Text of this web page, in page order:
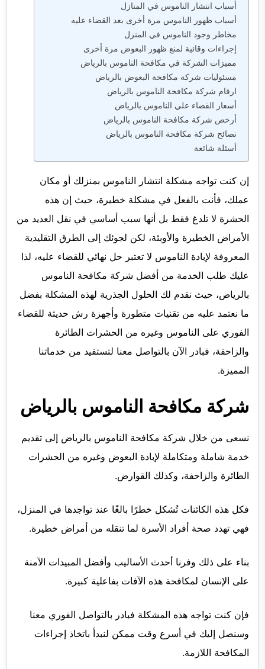
أسباب انتشار الناموس في المنازل
أسباب ظهور الناموس مرة أخرى بعد القضاء عليه
مخاطر وجود الناموس في المنزل
إجراءات وقائية لمنع ظهور البعوض مرة أخرى
مميزات الشركة في مكافحة الناموس بالرياض
مسئوليات شركة مكافحة البعوض بالرياض
ارقام شركة مكافحة الناموس بالرياض
أسعار القضاء علي الناموس بالرياض
أرخص شركة مكافحة الناموس بالرياض
نصائح شركة مكافحة الناموس بالرياض
أسئلة شائعة
إن كنت تواجه مشكلة انتشار الناموس بمنزلك أو مكان
عملك، فأنت بالفعل في مشكلة خطيرة، حيث إن هذه
الحشرة لا تلدغ فقط بل أنها سبب أساسي في نقل العديد من
الأمراض الخطيرة والأوبئة، لكن لجوئك إلى الطرق التقليدية
المعروفة لإبادة الناموس لا تعتبر حل نهائي للقضاء عليه، لذا
عليك طلب الخدمة من أفضل شركة مكافحة الناموس
بالرياض، حيث نقدم لك الحلول الجذرية لهذه المشكلة بفضل
ما نعتمد عليه من تقنيات متطورة وأجهزة رش حديثة للقضاء
الفوري على الناموس وغيره من الحشرات الطائرة
والزاحفة، فبادر الآن بالتواصل معنا لتستفيد من خدماتنا
المميزة.
شركة مكافحة الناموس بالرياض
نسعى من خلال شركة مكافحة الناموس بالرياض إلى تقديم
خدمة شاملة ومتكاملة لإبادة البعوض وغيره من الحشرات
الطائرة والزاحفة، وكذلك القوارض.
فكل هذه الكائنات تُشكل خطرًا بالغًا عند تواجدها في المنزل،
فهي تهدد صحة أفراد الأسرة لما تنقله من أمراض خطيرة.
بناء على ذلك وفرنا أحدث الأساليب وأفضل المبيدات الآمنة
على الإنسان لمكافحة هذه الآفات بفاعلية كبيرة.
فإن كنت تواجه هذه المشكلة فبادر بالتواصل الفوري معنا
وسنصل إليك في أسرع وقت ممكن لنبدأ باتخاذ إجراءات
المكافحة اللازمة.